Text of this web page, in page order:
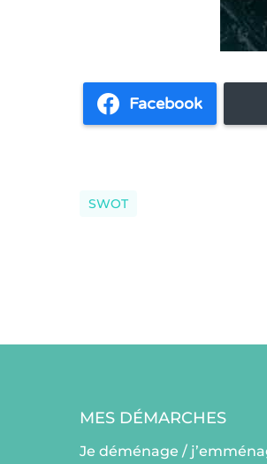
Facebook
SWOT
MES DÉMARCHES
Je déménage /